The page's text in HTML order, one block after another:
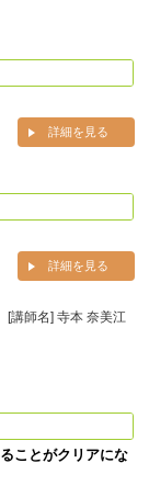
詳細を見る
詳細を見る
[講師名] 寺本 奈美江
ことがクリアにな